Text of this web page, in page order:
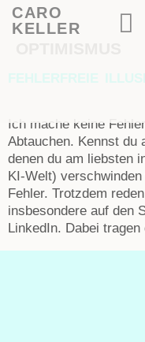
CARO
KELLER
FEHLERFREIE
Ich mache keine
Abtauchen. Kennst du
denen du am liebsten
KI-Welt)
Fehler. Trotzdem
insbesondere auf den
LinkedIn. Dabei